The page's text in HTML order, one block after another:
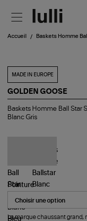
Accueil Baskets Homme
MADE IN EUROPE
GOLDEN GOOSE
Baskets
Homme
Baskets Homme Ball Star
Blanc Gris
Pointure
La marque chaussant grand,